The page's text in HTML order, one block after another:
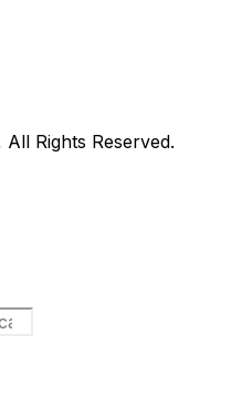
Rights Reserved.